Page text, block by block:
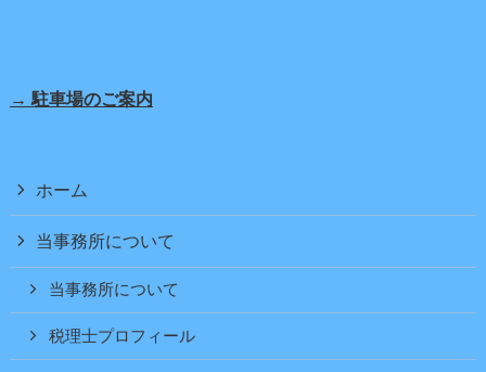
→ 駐車場のご案内
ホーム
当事務所について
当事務所について
税理士プロフィール